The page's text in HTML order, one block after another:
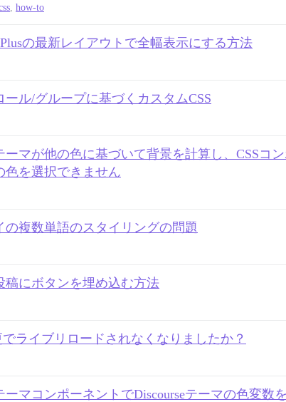
how-to
Plusの最新レイアウトで全幅表示にする方法
ール/グループに基づくカスタムCSS
ーマが他の色に基づいて背景を計算し、CSSコ
色を選択できません
の複数単語のスタイリングの問題
稿にボタンを埋め込む方法
でライブリロードされなくなりましたか？
ーマコンポーネントでDiscourseテーマの色変数